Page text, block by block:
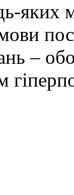
яких
–